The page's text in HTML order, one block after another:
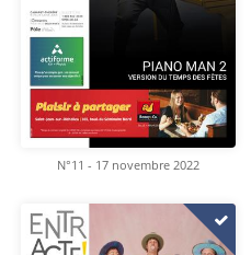
N°11 - 17 novembre 2022